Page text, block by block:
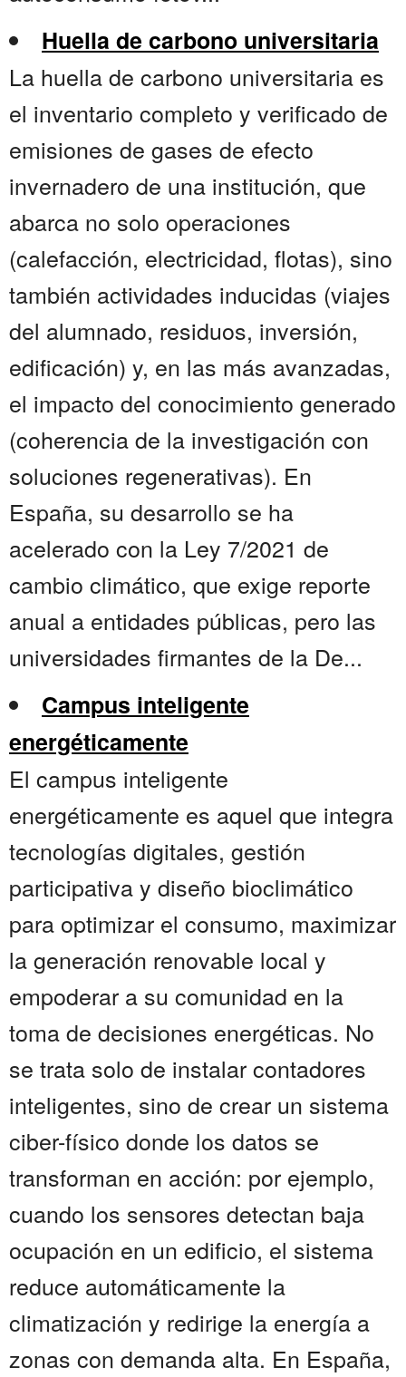
Huella de carbono universitaria
La huella de carbono universitaria es
el inventario completo y verificado de
emisiones de gases de efecto
invernadero de una institución, que
abarca no solo operaciones
(calefacción, electricidad, flotas), sino
también actividades inducidas (viajes
del alumnado, residuos, inversión,
edificación) y, en las más avanzadas,
el impacto del conocimiento generado
(coherencia de la investigación con
soluciones regenerativas). En
España, su desarrollo se ha
acelerado con la Ley 7/2021 de
cambio climático, que exige reporte
anual a entidades públicas, pero las
universidades firmantes de la De...
Campus inteligente
energéticamente
El campus inteligente
energéticamente es aquel que integra
tecnologías digitales, gestión
participativa y diseño bioclimático
para optimizar el consumo, maximizar
la generación renovable local y
empoderar a su comunidad en la
toma de decisiones energéticas. No
se trata solo de instalar contadores
inteligentes, sino de crear un sistema
ciber-físico donde los datos se
transforman en acción: por ejemplo,
cuando los sensores detectan baja
ocupación en un edificio, el sistema
reduce automáticamente la
climatización y redirige la energía a
zonas con demanda alta. En España,